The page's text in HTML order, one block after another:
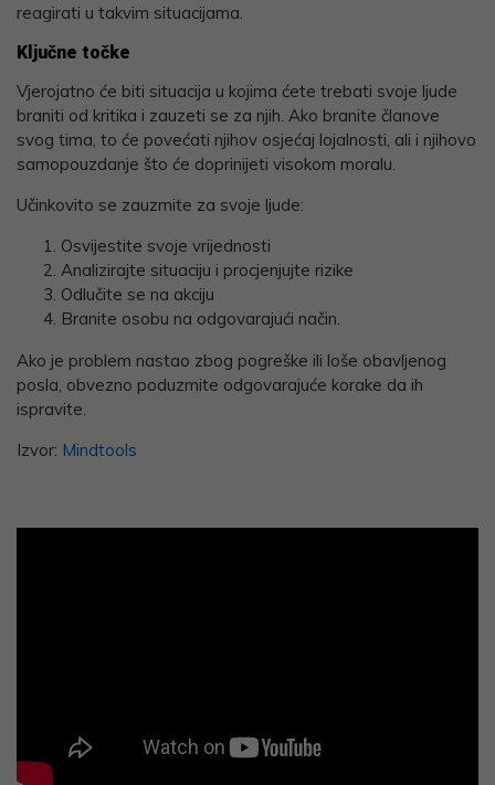
reagirati u takvim situacijama.
Ključne točke
Vjerojatno će biti situacija u kojima ćete trebati svoje ljude
braniti od kritika i zauzeti se za njih. Ako branite članove
svog tima, to će povećati njihov osjećaj lojalnosti, ali i njihovo
samopouzdanje što će doprinijeti visokom moralu.
Učinkovito se zauzmite za svoje ljude:
Osvijestite svoje vrijednosti
Analizirajte situaciju i procjenjujte rizike
Odlučite se na akciju
Branite osobu na odgovarajući način.
Ako je problem nastao zbog pogreške ili loše obavljenog
posla, obvezno poduzmite odgovarajuće korake da ih
ispravite.
Izvor: Mindtools